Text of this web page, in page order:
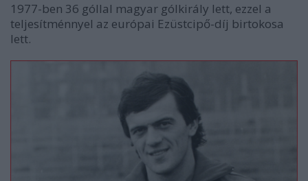
1977-ben 36 góllal magyar gólkirály lett, ezzel a
teljesítménnyel az európai Ezüstcipő-díj birtokosa
lett.